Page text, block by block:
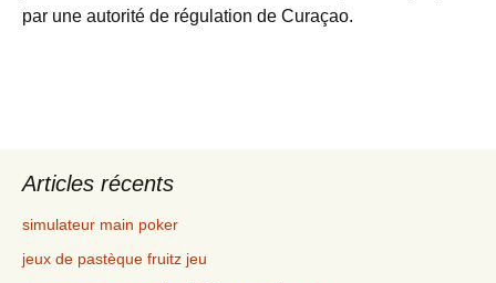
par une autorité de régulation de Curaçao.
Articles récents
simulateur main poker
jeux de pastèque fruitz jeu